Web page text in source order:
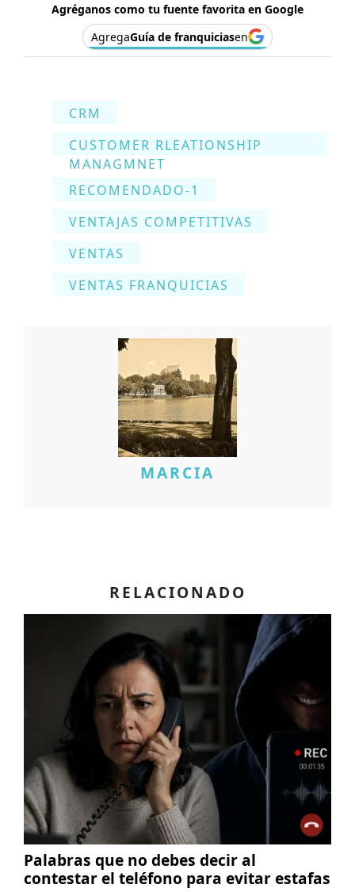
Agréganos como tu fuente favorita en Google
AgregaGuía de franquiciasen
CRM
CUSTOMER RLEATIONSHIP
MANAGMNET
RECOMENDADO-1
VENTAJAS COMPETITIVAS
VENTAS
VENTAS FRANQUICIAS
MARCIA
RELACIONADO
Palabras que no debes decir al
contestar el teléfono para evitar estafas